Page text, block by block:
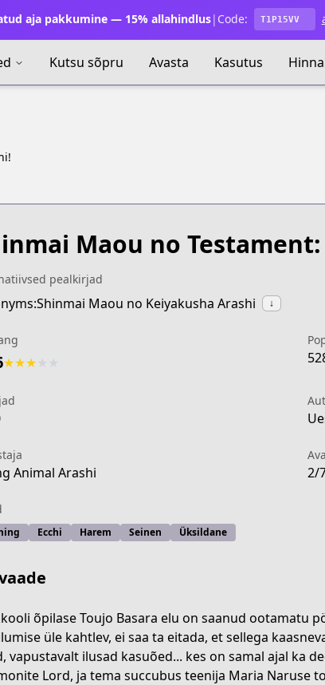
aja pakkumine — 15% allahindlus| Code: T1P15VV
Kutsu sõpru Avasta Kasutus
4bb2-948e-cc9cb463cf85
Maou no
pealkirjad
Maou no Keiyakusha Arashi ↓
★★★
Animal Arashi 2/
Ecchi Harem Seinen Üksildane
õpilase Toujo Basara elu on saanud ootamatu
üle kahtlev, ei saa ta eitada, et sellega
vapustavalt ilusad kasuõed... kes on samal ajal ka
Lord, ja tema succubus teenija Maria Naruse